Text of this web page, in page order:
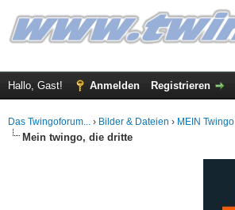
Hallo, Gast! Anmelden Registrieren
Das Twingoforum... › Bilder & Dateien › MEIN Twingo I
Mein twingo, die dritte